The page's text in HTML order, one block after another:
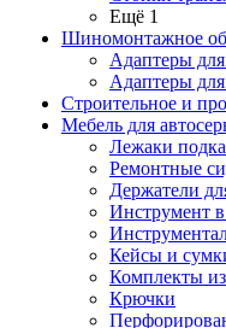
Ещё 1
Шиномонтажное
Адаптеры
Адаптеры
Строительное и
Мебель для
Лежаки
Ремонтные
Держатели
Инструмент
Кейсы и
Комплекты
Крючки